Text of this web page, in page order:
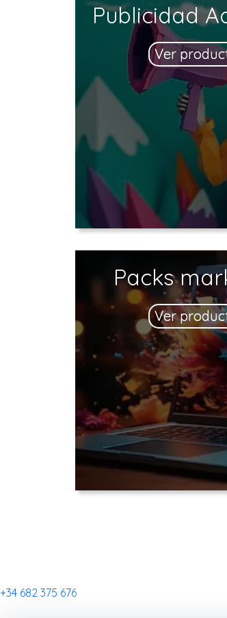
Publicidad
Ver
Packs
Ver
+34 682 375 676